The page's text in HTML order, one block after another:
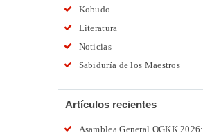
Kobudo
Literatura
Noticias
Sabiduría de los Maestros
Artículos recientes
Asamblea General OGKK 2026: